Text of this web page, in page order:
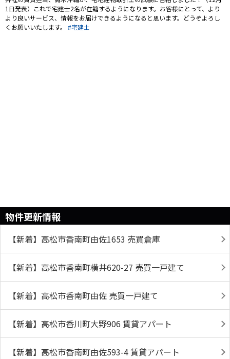
物件更新情報
【新着】高松市香南町由佐1653 売買倉庫
【新着】高松市香南町横井620-27 売買一戸建て
【新着】高松市香南町由佐 売買一戸建て
【新着】高松市香川町大野906 賃貸アパート
【新着】高松市香南町由佐593-4 賃貸アパート